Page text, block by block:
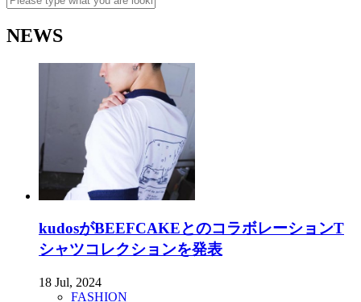
NEWS
kudosがBEEFCAKEとのコラボレーションT
シャツコレクションを発表
18 Jul, 2024
FASHION